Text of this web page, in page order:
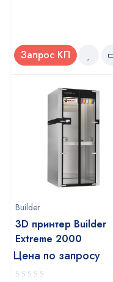
Запрос КП
Builder
3D принтер Builder
Extreme 2000
Цена по запросу